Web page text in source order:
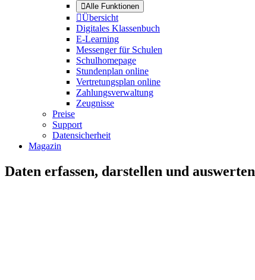
Alle Funktionen
Übersicht
Digitales Klassenbuch
E-Learning
Messenger für Schulen
Schulhomepage
Stundenplan online
Vertretungsplan online
Zahlungsverwaltung
Zeugnisse
Preise
Support
Datensicherheit
Magazin
Daten erfassen, darstellen und auswerten